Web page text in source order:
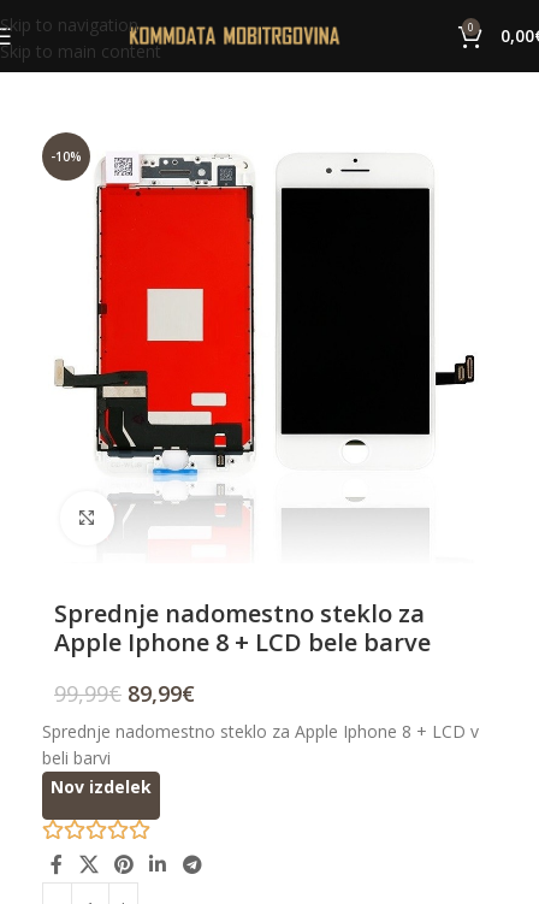
Skip to navigation
Skip to main content
0 0,00
-10%
Click to enlarge
Sprednje nadomestno steklo za
Apple Iphone 8 + LCD bele barve
99,99€ 89,99€
Sprednje nadomestno steklo za Apple Iphone 8 + LCD v
beli barvi
Nov izdelek